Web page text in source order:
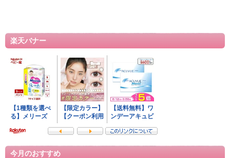
楽天バナー
今月のおすすめ